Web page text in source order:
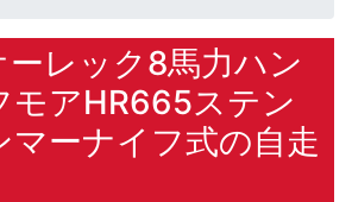
ーレック8馬力ハン
モアHR665ステン
ーナイフ式の自走